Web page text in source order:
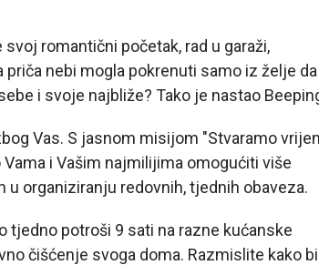
romantični početak, rad u garaži,
nebi mogla pokrenuti samo iz želje
i svoje najbliže? Tako je nastao
Vas. S jasnom misijom "Stvaramo
i Vašim najmilijima omogućiti više
organiziranju redovnih, tjednih obaveza.
tjedno potroši 9 sati na razne kućanske
čišćenje svoga doma. Razmislite kako